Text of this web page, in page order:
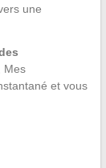
une
Mes
et vous